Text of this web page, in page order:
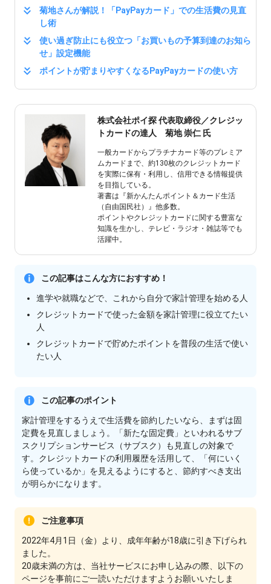
菊地さんが解説！「PayPayカード」での⽣活費の⾒直
し術
使い過ぎ防⽌にも役⽴つ「お買いもの予算到達のお知ら
せ」設定機能
ポイントが貯まりやすくなるPayPayカードの使い⽅
株式会社ポイ探 代表取締役／クレジッ
トカードの達人 菊地 崇仁 氏
一般カードからプラチナカード等のプレミア
ムカードまで、約130枚のクレジットカード
を実際に保有・利用し、信用できる情報提供
を目指している。
著書は『新かんたんポイント＆カード生活
（自由国民社）』他多数。
ポイントやクレジットカードに関する豊富な
知識を生かし、テレビ・ラジオ・雑誌等でも
活躍中。
この記事はこんな⽅におすすめ！
進学や就職などで、これから⾃分で家計管理を始める⼈
クレジットカードで使った⾦額を家計管理に役⽴てたい
⼈
クレジットカードで貯めたポイントを普段の⽣活で使い
たい⼈
この記事のポイント
家計管理をするうえで⽣活費を節約したいなら、まずは固
定費を⾒直しましょう。「新たな固定費」といわれるサブ
スクリプションサービス（サブスク）も⾒直しの対象で
す。クレジットカードの利⽤履歴を活⽤して、「何にいく
ら使っているか」を⾒えるようにすると、節約すべき⽀出
が明らかになります。
ご注意事項
2022年4月1日（金）より、成年年齢が18歳に引き下げられ
ました。
20歳未満の方は、当社サービスにお申し込みの際、以下の
ページを事前にご一読いただけますようお願いいたしま